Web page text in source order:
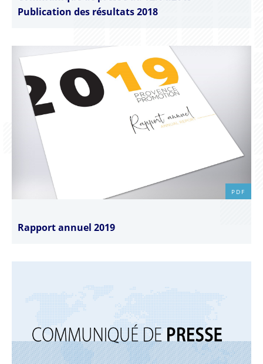
Publication des résultats 2018
PDF
Rapport annuel 2019